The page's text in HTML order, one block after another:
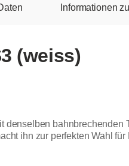
Informationen
(weiss)
denselben
ihn zur perfekten Wahl